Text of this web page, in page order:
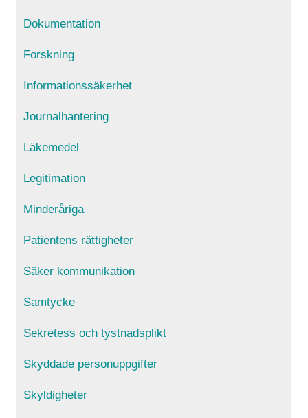
Dokumentation
Forskning
Informationssäkerhet
Journalhantering
Läkemedel
Legitimation
Minderåriga
Patientens rättigheter
Säker kommunikation
Samtycke
Sekretess och tystnadsplikt
Skyddade personuppgifter
Skyldigheter